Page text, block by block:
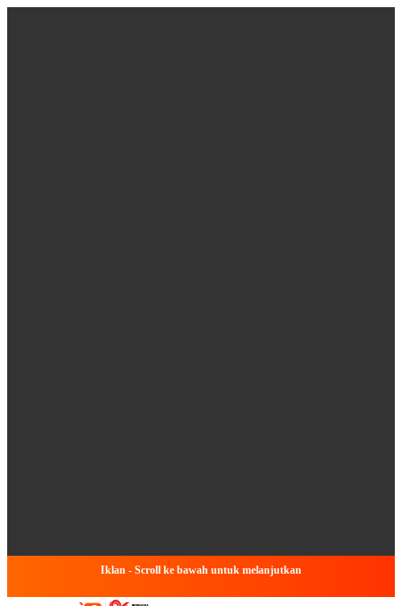
Iklan - Scroll ke bawah untuk melanjutkan